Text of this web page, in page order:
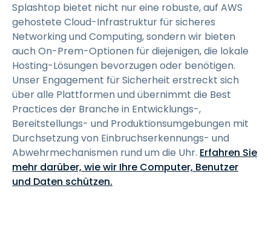
Splashtop bietet nicht nur eine robuste, auf AWS
gehostete Cloud-Infrastruktur für sicheres
Networking und Computing, sondern wir bieten
auch On-Prem-Optionen für diejenigen, die lokale
Hosting-Lösungen bevorzugen oder benötigen.
Unser Engagement für Sicherheit erstreckt sich
über alle Plattformen und übernimmt die Best
Practices der Branche in Entwicklungs-,
Bereitstellungs- und Produktionsumgebungen mit
Durchsetzung von Einbruchserkennungs- und
Abwehrmechanismen rund um die Uhr. Erfahren Sie
mehr darüber, wie wir Ihre Computer, Benutzer
und Daten schützen.